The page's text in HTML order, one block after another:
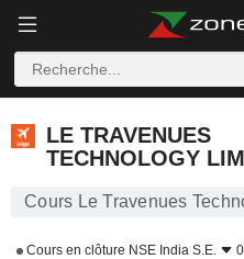
LE TRAVENUES
TECHNOLOGY
Cours Le Travenues
Cours en clôture NSE India S.E.